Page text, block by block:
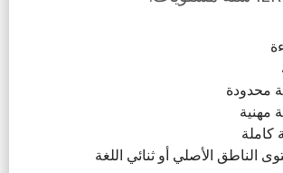
محدودة
مهنية
كاملة
الناطق الأصلي أو ثنائي اللغة